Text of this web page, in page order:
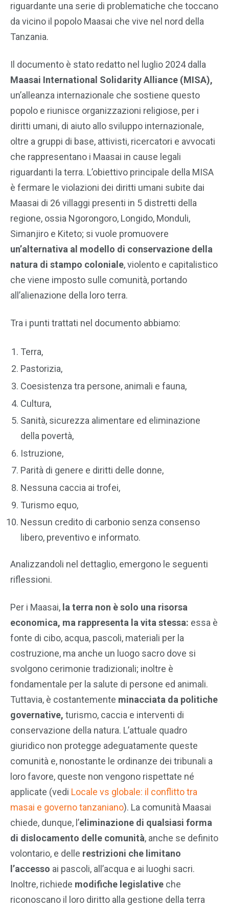
riguardante una serie di problematiche che toccano
da vicino il popolo Maasai che vive nel nord della
Tanzania.
Il documento è stato redatto nel luglio 2024 dalla
Maasai International Solidarity Alliance (MISA),
un’alleanza internazionale che sostiene questo
popolo e riunisce organizzazioni religiose, per i
diritti umani, di aiuto allo sviluppo internazionale,
oltre a gruppi di base, attivisti, ricercatori e avvocati
che rappresentano i Maasai in cause legali
riguardanti la terra. L’obiettivo principale della MISA
è fermare le violazioni dei diritti umani subite dai
Maasai di 26 villaggi presenti in 5 distretti della
regione, ossia Ngorongoro, Longido, Monduli,
Simanjiro e Kiteto; si vuole promuovere
un’alternativa al modello di conservazione della
natura di stampo coloniale, violento e capitalistico
che viene imposto sulle comunità, portando
all’alienazione della loro terra.
Tra i punti trattati nel documento abbiamo:
Terra,
Pastorizia,
Coesistenza tra persone, animali e fauna,
Cultura,
Sanità, sicurezza alimentare ed eliminazione
della povertà,
Istruzione,
Parità di genere e diritti delle donne,
Nessuna caccia ai trofei,
Turismo equo,
Nessun credito di carbonio senza consenso
libero, preventivo e informato.
Analizzandoli nel dettaglio, emergono le seguenti
riflessioni.
Per i Maasai, la terra non è solo una risorsa
economica, ma rappresenta la vita stessa: essa è
fonte di cibo, acqua, pascoli, materiali per la
costruzione, ma anche un luogo sacro dove si
svolgono cerimonie tradizionali; inoltre è
fondamentale per la salute di persone ed animali.
Tuttavia, è costantemente minacciata da politiche
governative, turismo, caccia e interventi di
conservazione della natura. L’attuale quadro
giuridico non protegge adeguatamente queste
comunità e, nonostante le ordinanze dei tribunali a
loro favore, queste non vengono rispettate né
applicate (vedi Locale vs globale: il conflitto tra
masai e governo tanzaniano). La comunità Maasai
chiede, dunque, l’eliminazione di qualsiasi forma
di dislocamento delle comunità, anche se definito
volontario, e delle restrizioni che limitano
l’accesso ai pascoli, all’acqua e ai luoghi sacri.
Inoltre, richiede modifiche legislative che
riconoscano il loro diritto alla gestione della terra